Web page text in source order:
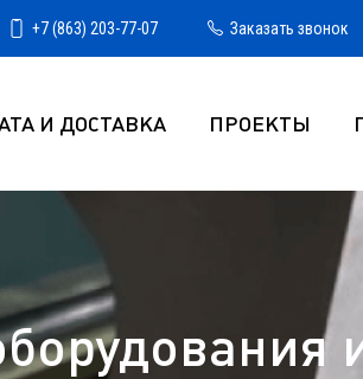
+7 (863) 203-77-07 Заказать звонок
И ДОСТАВКА ПРОЕКТЫ